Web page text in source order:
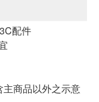
配件
商品以外之示意